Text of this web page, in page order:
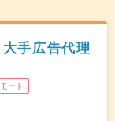
手広告代理
ート